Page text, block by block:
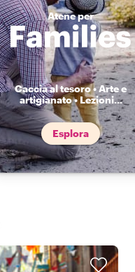
Atene per
Caccia al tesoro • Arte e
artigianato • Lezioni...
Esplora